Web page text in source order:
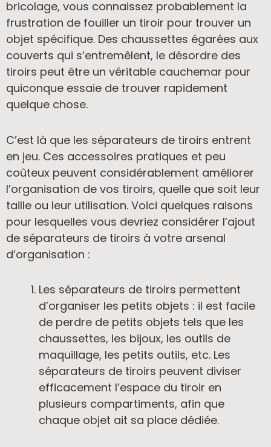
bricolage, vous connaissez probablement la
frustration de fouiller un tiroir pour trouver un
objet spécifique. Des chaussettes égarées aux
couverts qui s’entremêlent, le désordre des
tiroirs peut être un véritable cauchemar pour
quiconque essaie de trouver rapidement
quelque chose.
C’est là que les séparateurs de tiroirs entrent
en jeu. Ces accessoires pratiques et peu
coûteux peuvent considérablement améliorer
l’organisation de vos tiroirs, quelle que soit leur
taille ou leur utilisation. Voici quelques raisons
pour lesquelles vous devriez considérer l’ajout
de séparateurs de tiroirs à votre arsenal
d’organisation :
Les séparateurs de tiroirs permettent
d’organiser les petits objets : il est facile
de perdre de petits objets tels que les
chaussettes, les bijoux, les outils de
maquillage, les petits outils, etc. Les
séparateurs de tiroirs peuvent diviser
efficacement l’espace du tiroir en
plusieurs compartiments, afin que
chaque objet ait sa place dédiée.